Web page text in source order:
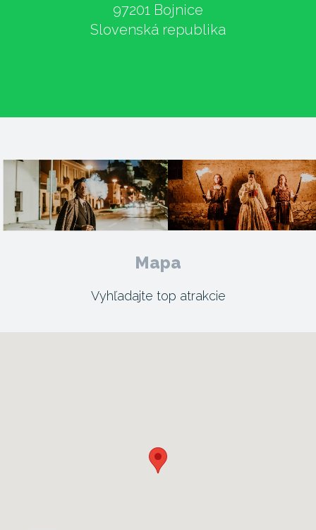
97201 Bojnice
Slovenská republika
Mapa
Vyhľadajte top atrakcie